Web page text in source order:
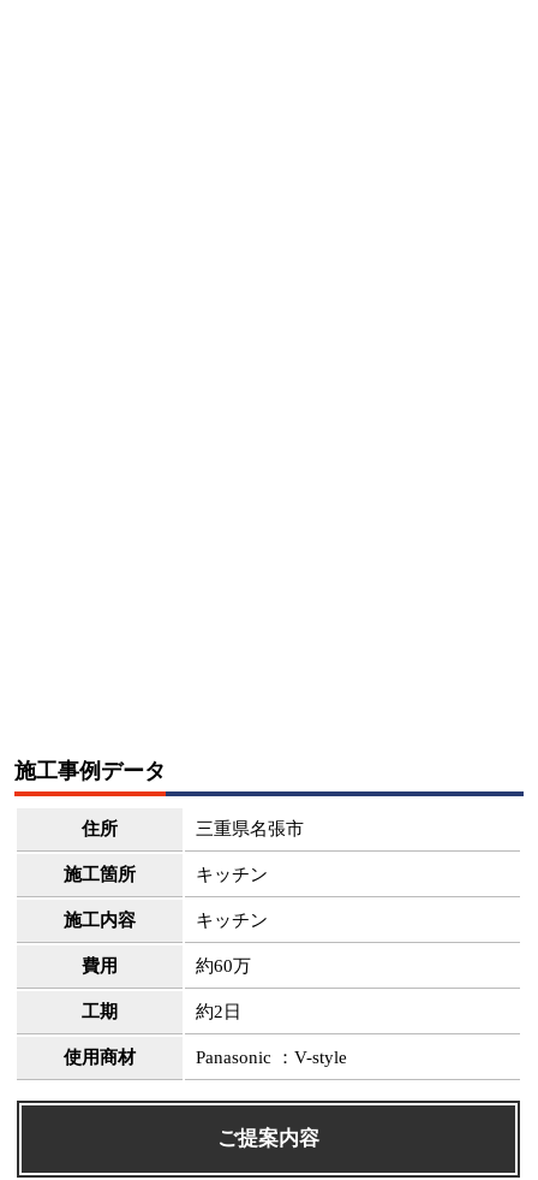
施工事例データ
住所 三重県名張市
施工箇所 キッチン
施工内容 キッチン
費用 約60万
工期 約2日
使用商材 Panasonic ：V-style
ご提案内容